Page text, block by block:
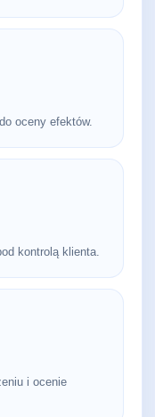
oceny efektów.
kontrolą klienta.
i ocenie